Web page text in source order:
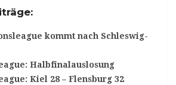
kommt nach Schleswig-
Halbfinalauslosung
Kiel 28 – Flensburg 32